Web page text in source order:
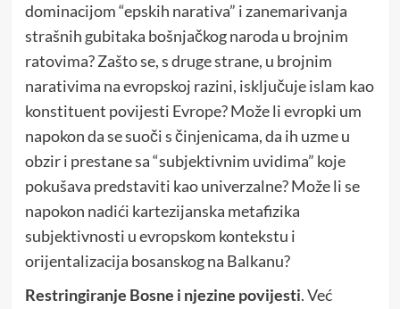
dominacijom “epskih narativa” i zanemarivanja
strašnih gubitaka bošnjačkog naroda u brojnim
ratovima? Zašto se, s druge strane, u brojnim
narativima na evropskoj razini, isključuje islam kao
konstituent povijesti Evrope? Može li evropki um
napokon da se suoči s činjenicama, da ih uzme u
obzir i prestane sa “subjektivnim uvidima” koje
pokušava predstaviti kao univerzalne? Može li se
napokon nadići kartezijanska metafizika
subjektivnosti u evropskom kontekstu i
orijentalizacija bosanskog na Balkanu?
Restringiranje Bosne i njezine povijesti. Već